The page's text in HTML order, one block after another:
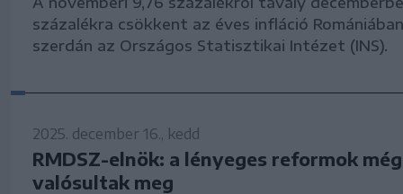
százalékra csökkent az éves infláció
szerdán az Országos Statisztikai Intézet (INS).
2025. december 16., kedd
RMDSZ-elnök: a lényeges reformok
valósultak meg